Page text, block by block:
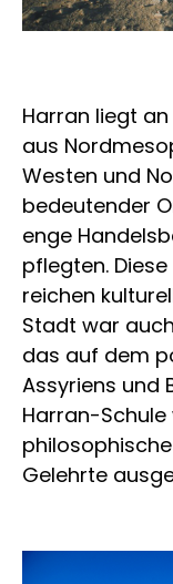
Harran liegt
aus
Westen und
bedeutender
enge
pflegten.
reichen
Stadt war
das auf dem
Assyriens und
Harran-
Gelehrte